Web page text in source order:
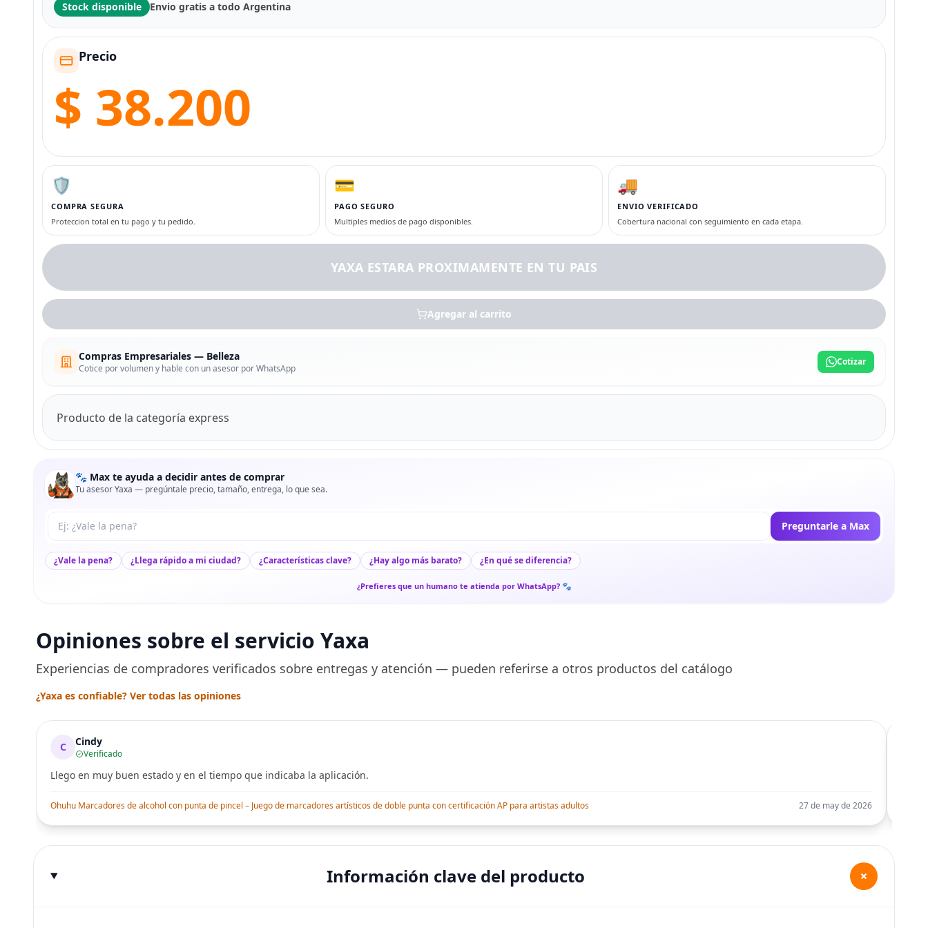
Stock disponible Envio gratis a todo Argentina
Precio
$ 38.200
🛡️
COMPRA SEGURA
Proteccion total en tu pago y tu pedido.
💳
PAGO SEGURO
Multiples medios de pago disponibles.
🚚
ENVIO VERIFICADO
Cobertura nacional con seguimiento en cada etapa.
YAXA ESTARA PROXIMAMENTE EN TU PAIS
Agregar al carrito
Compras Empresariales — Belleza
Cotice por volumen y hable con un asesor por WhatsApp
Cotizar
Producto de la categoría express
🐾 Max te ayuda a decidir antes de comprar
Tu asesor Yaxa — pregúntale precio, tamaño, entrega, lo que sea.
Tu pregunta a Max Preguntarle a Max
¿Vale la pena? ¿Llega rápido a mi ciudad? ¿Características clave? ¿Hay algo más barato? ¿En qué se diferencia?
¿Prefieres que un humano te atienda por WhatsApp? 🐾
Opiniones sobre el servicio Yaxa
Experiencias de compradores verificados sobre entregas y atención — pueden referirse a otros productos del catálogo
¿Yaxa es confiable? Ver todas las opiniones
C Cindy
Verificado
Llego en muy buen estado y en el tiempo que indicaba la aplicación.
Ohuhu Marcadores de alcohol con punta de pincel – Juego de marcadores artísticos de doble punta con certificación AP para artistas adultos 27 de may de 2026
Información clave del producto +